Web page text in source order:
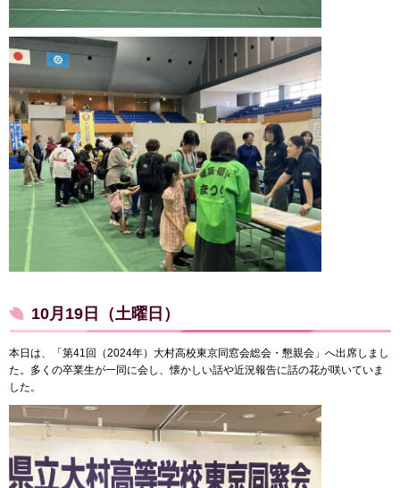
10月19日（土曜日）
本日は、「第41回（2024年）大村高校東京同窓会総会・懇親会」へ出席しまし
た。多くの卒業生が一同に会し、懐かしい話や近況報告に話の花が咲いていま
した。